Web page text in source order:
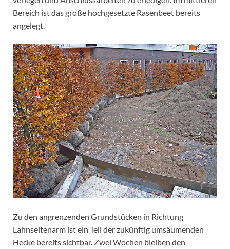
Bereich ist das große hochgesetzte Rasenbeet bereits
angelegt.
Zu den angrenzenden Grundstücken in Richtung
Lahnseitenarm ist ein Teil der zukünftig umsäumenden
Hecke bereits sichtbar. Zwei Wochen bleiben den